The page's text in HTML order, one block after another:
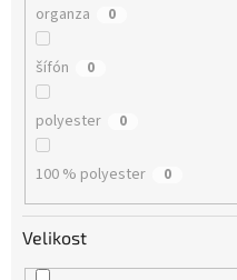
organza 0
šífón 0
polyester 0
100 % polyester 0
Velikost